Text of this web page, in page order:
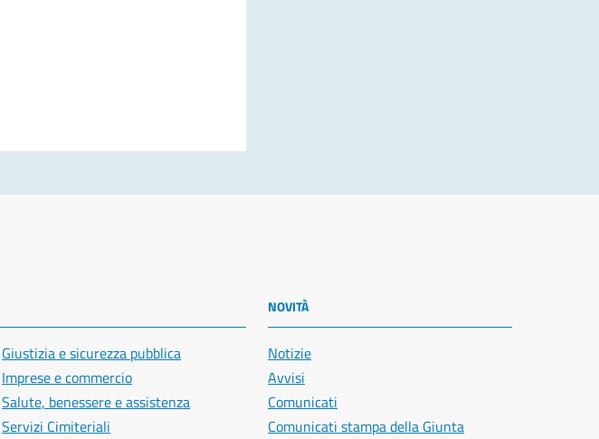
Giustizia e sicurezza pubblica
Imprese e commercio
Salute, benessere e assistenza
Servizi Cimiteriali
NOVITÀ
Notizie
Avvisi
Comunicati
Comunicati stampa della Giunta